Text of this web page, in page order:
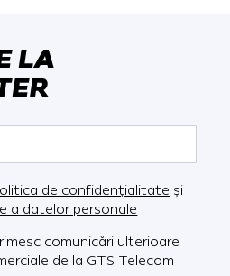
LA
de confidențialitate și
a datelor personale
comunicări ulterioare
de la GTS Telecom